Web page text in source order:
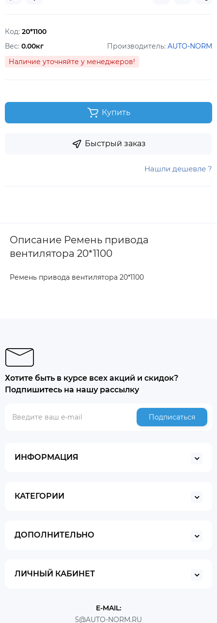
Код: 20*1100
Производитель: AUTO-NORM
Наличие уточняйте у менеджеров!
Вес: 0.00кг
Купить
Быстрый заказ
Нашли дешевле ?
Описание Ремень привода
вентилятора 20*1100
Ремень привода вентилятора 20*1100
Хотите быть в курсе всех акций и скидок?
Подпишитесь на нашу рассылку
Подписаться
ИНФОРМАЦИЯ
КАТЕГОРИИ
ДОПОЛНИТЕЛЬНО
ЛИЧНЫЙ КАБИНЕТ
E-MAIL:
5@AUTO-NORM.RU